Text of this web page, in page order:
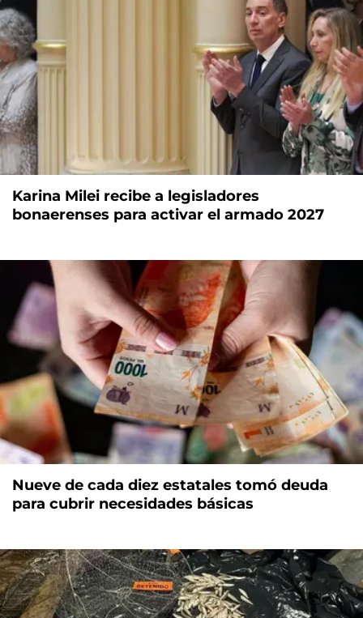
Karina Milei recibe a legisladores
bonaerenses para activar el armado 2027
Nueve de cada diez estatales tomó deuda
para cubrir necesidades básicas